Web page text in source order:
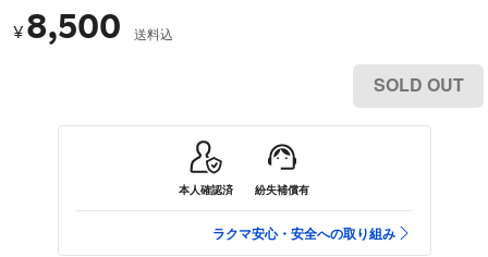
¥ 8,500 送料込
SOLD OUT
本人確認済 紛失補償有
ラクマ安心・安全への取り組み